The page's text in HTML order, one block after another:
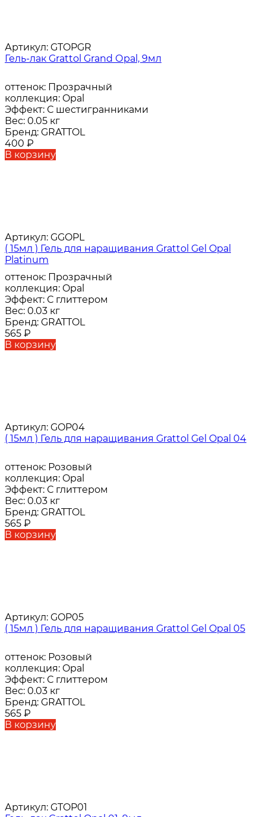
Артикул: GTOPGR
Гель-лак Grattol Grand Оpal, 9мл
оттенок: Прозрачный
коллекция: Opal
Эффект: С шестигранниками
Вес: 0.05 кг
Бренд: GRATTOL
400 ₽
В корзину
Артикул: GGOPL
( 15мл ) Гель для наращивания Grattol Gel Opal
Platinum
оттенок: Прозрачный
коллекция: Opal
Эффект: С глиттером
Вес: 0.03 кг
Бренд: GRATTOL
565 ₽
В корзину
Артикул: GOP04
( 15мл ) Гель для наращивания Grattol Gel Opal 04
оттенок: Розовый
коллекция: Opal
Эффект: С глиттером
Вес: 0.03 кг
Бренд: GRATTOL
565 ₽
В корзину
Артикул: GOP05
( 15мл ) Гель для наращивания Grattol Gel Opal 05
оттенок: Розовый
коллекция: Opal
Эффект: С глиттером
Вес: 0.03 кг
Бренд: GRATTOL
565 ₽
В корзину
Артикул: GTOP01